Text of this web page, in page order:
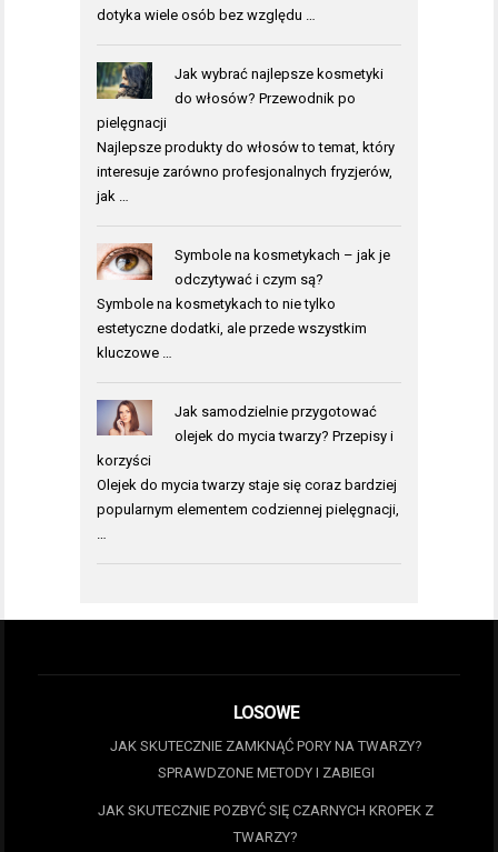
dotyka wiele osób bez względu …
Jak wybrać najlepsze kosmetyki
do włosów? Przewodnik po
pielęgnacji
Najlepsze produkty do włosów to temat, który
interesuje zarówno profesjonalnych fryzjerów,
jak …
Symbole na kosmetykach – jak je
odczytywać i czym są?
Symbole na kosmetykach to nie tylko
estetyczne dodatki, ale przede wszystkim
kluczowe …
Jak samodzielnie przygotować
olejek do mycia twarzy? Przepisy i
korzyści
Olejek do mycia twarzy staje się coraz bardziej
popularnym elementem codziennej pielęgnacji,
…
LOSOWE
JAK SKUTECZNIE ZAMKNĄĆ PORY NA TWARZY?
SPRAWDZONE METODY I ZABIEGI
JAK SKUTECZNIE POZBYĆ SIĘ CZARNYCH KROPEK Z
TWARZY?